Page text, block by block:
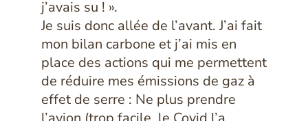
j’avais su ! ».
Je suis donc allée de l’avant. J’ai fait
mon bilan carbone et j’ai mis en
place des actions qui me permettent
de réduire mes émissions de gaz à
effet de serre : Ne plus prendre